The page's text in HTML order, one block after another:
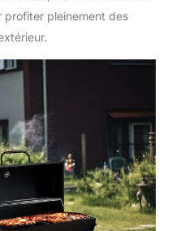
pleinement des